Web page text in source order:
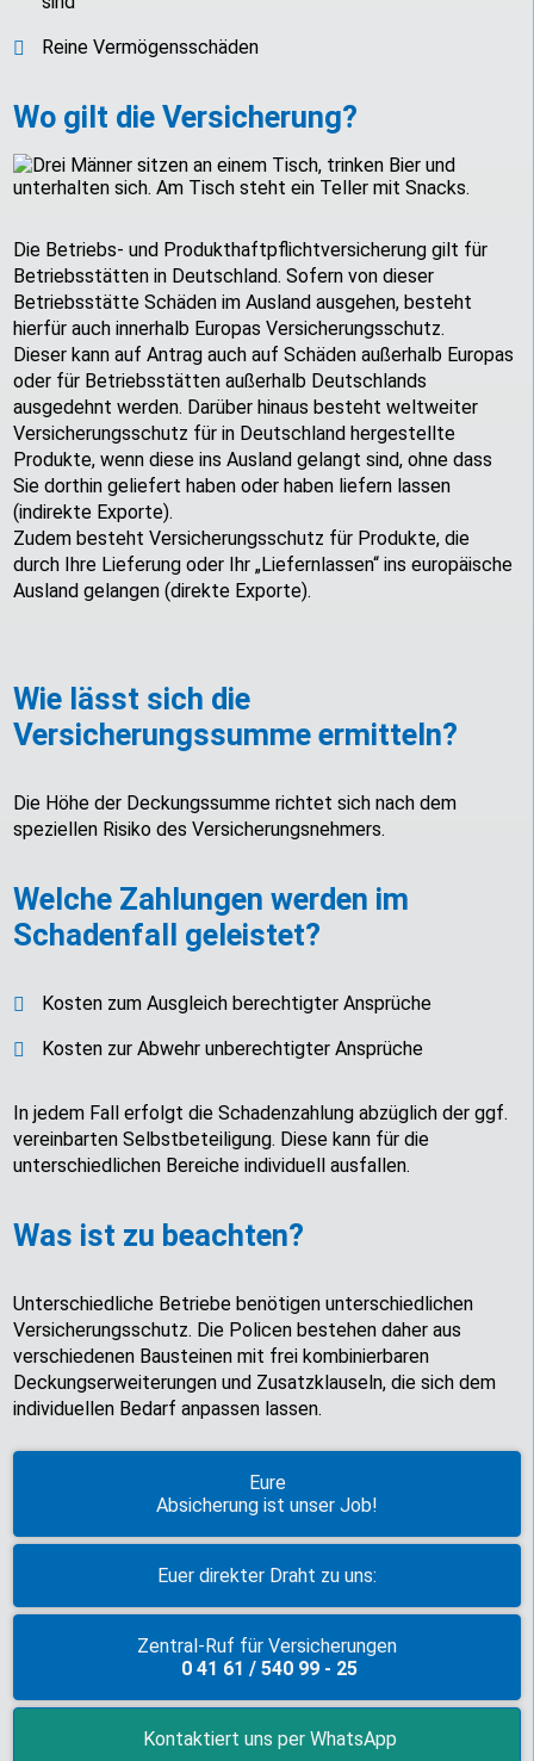
Reine Vermögensschäden
Wo gilt die Versicherung?
Die Betriebs- und Produkthaftpflichtversicherung gilt für
Betriebsstätten in Deutschland. Sofern von dieser
Betriebsstätte Schäden im Ausland ausgehen, besteht
hierfür auch innerhalb Europas Versicherungsschutz.
Dieser kann auf Antrag auch auf Schäden außerhalb Europas
oder für Betriebsstätten außerhalb Deutschlands
ausgedehnt werden. Darüber hinaus besteht weltweiter
Versicherungsschutz für in Deutschland hergestellte
Produkte, wenn diese ins Ausland gelangt sind, ohne dass
Sie dorthin geliefert haben oder haben liefern lassen
(indirekte Exporte).
Zudem besteht Versicherungsschutz für Produkte, die
durch Ihre Lieferung oder Ihr „Liefernlassen“ ins europäische
Ausland gelangen (direkte Exporte).
Wie lässt sich die
Versicherungssumme ermitteln?
Die Höhe der Deckungssumme richtet sich nach dem
speziellen Risiko des Versicherungsnehmers.
Welche Zahlungen werden im
Schadenfall geleistet?
Kosten zum Ausgleich berechtigter Ansprüche
Kosten zur Abwehr unberechtigter Ansprüche
In jedem Fall erfolgt die Schadenzahlung abzüglich der ggf.
vereinbarten Selbstbeteiligung. Diese kann für die
unterschiedlichen Bereiche individuell ausfallen.
Was ist zu beachten?
Unterschiedliche Betriebe benötigen unterschiedlichen
Versicherungsschutz. Die Policen bestehen daher aus
verschiedenen Bausteinen mit frei kombinierbaren
Deckungserweiterungen und Zusatzklauseln, die sich dem
individuellen Bedarf anpassen lassen.
Eure
Absicherung ist unser Job!
Euer direkter Draht zu uns:
Zentral-Ruf für Versicherungen
0 41 61 / 540 99 - 25
Kontaktiert uns per WhatsApp